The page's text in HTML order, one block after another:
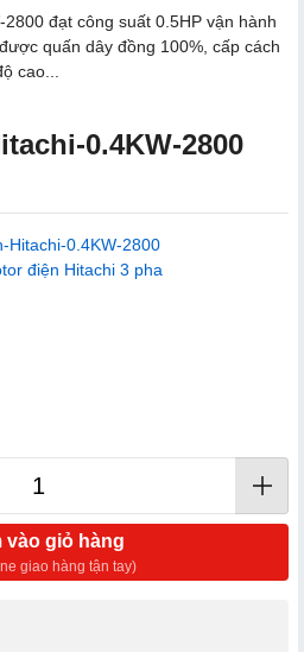
đạt công suất 0.5HP vận hành
quấn dây đồng 100%, cấp cách
cao...
0.4KW-2800
Hitachi-0.4KW-2800
điện Hitachi 3 pha
vào giỏ hàng
giao hàng tận tay)